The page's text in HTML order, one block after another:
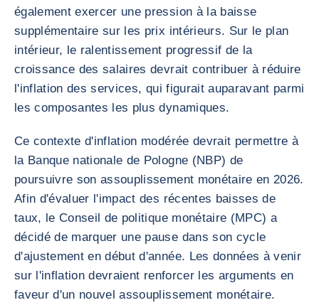
également exercer une pression à la baisse
supplémentaire sur les prix intérieurs. Sur le plan
intérieur, le ralentissement progressif de la
croissance des salaires devrait contribuer à réduire
l'inflation des services, qui figurait auparavant parmi
les composantes les plus dynamiques.
Ce contexte d'inflation modérée devrait permettre à
la Banque nationale de Pologne (NBP) de
poursuivre son assouplissement monétaire en 2026.
Afin d'évaluer l'impact des récentes baisses de
taux, le Conseil de politique monétaire (MPC) a
décidé de marquer une pause dans son cycle
d'ajustement en début d'année. Les données à venir
sur l'inflation devraient renforcer les arguments en
faveur d'un nouvel assouplissement monétaire.